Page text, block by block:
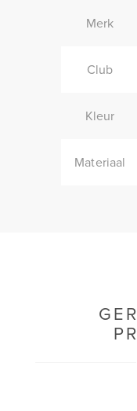
Merk
Club
Kleur
Materiaal